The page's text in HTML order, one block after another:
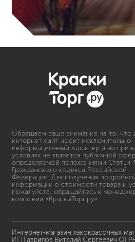
Обращаем ваше внимание на то, что
интернет сайт носит исключительно
информационный характер и ни при
условиях не является публичной
определяемой положениями Статьи
Гражданского кодекса Российской
Федерации. Для получения
информации о стоимости товара и
пожалуйста, обращайтесь к
компании «КраскиТорг.ру».
Интернет-магазин лакокрасочных
ИП Гаврилов Виталий Сергеевич